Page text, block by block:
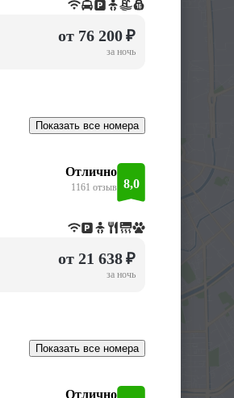
от 76 200 ₽
за ночь
Показать все номера
Отлично
1161 отзыв 8,0
от 21 638 ₽
за ночь
Показать все номера
Отлично